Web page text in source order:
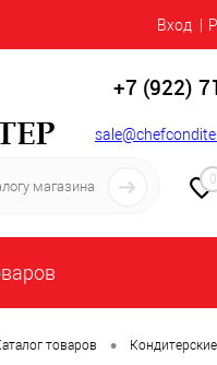
Вход
+7 (922)
0
товаров •